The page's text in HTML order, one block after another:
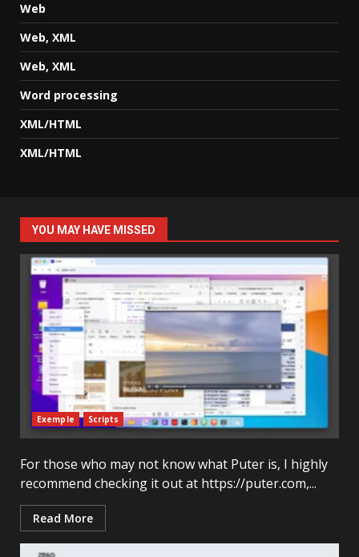
Web
Web, XML
Web, XML
Word processing
XML/HTML
XML/HTML
YOU MAY HAVE MISSED
Exemple Scripts
For those who may not know what Puter is, I highly
recommend checking it out at https://puter.com,...
Read More